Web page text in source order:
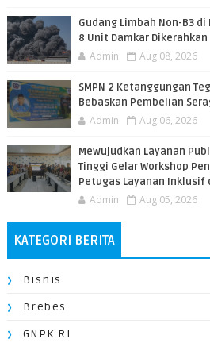
​Gudang Limbah Non-B3
8 Unit Damkar Dikerahkan
Admin Aug 08, 2026
SMPN 2 Ketanggungan
Bebaskan Pembelian
Admin Aug 06, 2026
​Mewujudkan Layanan
Tinggi Gelar Workshop
Petugas Layanan Inklusif
Admin Aug 05, 2026
KATEGORI BERITA
Bisnis
Brebes
GNPK RI